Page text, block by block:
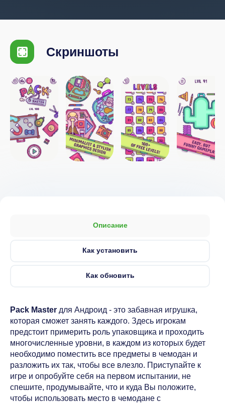
Скриншоты
Описание
Как установить
Как обновить
Pack Master для Андроид - это забавная игрушка,
которая сможет занять каждого. Здесь игрокам
предстоит примерить роль упаковщика и проходить
многочисленные уровни, в каждом из которых будет
необходимо поместить все предметы в чемодан и
разложить их так, чтобы все влезло. Приступайте к
игре и опробуйте себя на первом испытании, не
спешите, продумывайте, что и куда Вы положите,
чтобы использовать место в чемодане с